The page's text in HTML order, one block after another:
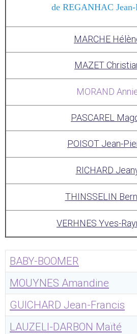
de REGANHAC Jean-
MARCHE
MAZET
MORAND
PASCAREL
POISOT Jean-
RICHARD
THINSSELIN
VERHNES Yves-
BABY-BOOMER
MOUYNES Amandine
GUICHARD Jean-Francis
LAUZELI-DARBON Maïté